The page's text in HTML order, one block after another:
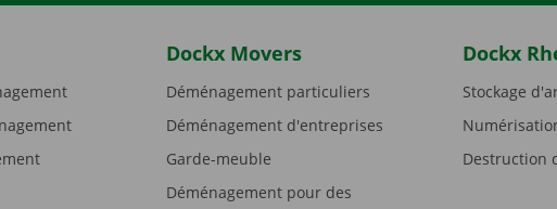
Dockx Movers
Déménagement particuliers
Déménagement d'entreprises
Garde-meuble
Déménagement pour des
Dockx
Stockage
Destruction